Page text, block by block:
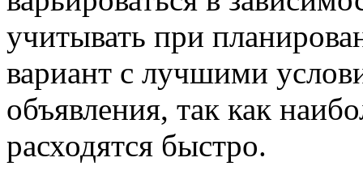
учитывать при
вариант с лучшими
объявления, так как
расходятся быстро.